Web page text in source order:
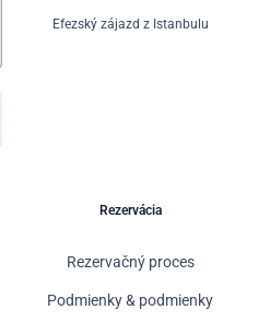
Efezský zájazd z Istanbulu
Rezervácia
Rezervačný proces
Podmienky & podmienky